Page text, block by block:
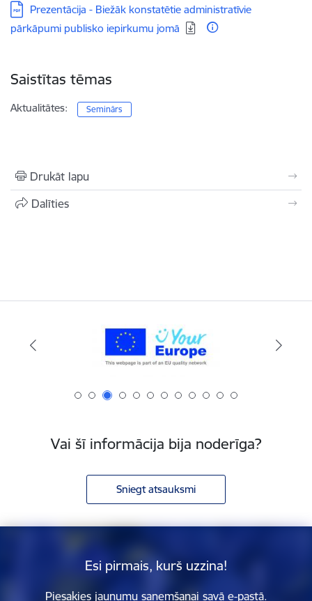
Lejupielādēt:
Prezentācija - Biežāk konstatētie administratīvie
pārkāpumi publisko iepirkumu jomā
Saistītas tēmas
Aktualitātes: Seminārs
Drukāt lapu
Dalīties
Vai šī informācija bija noderīga?
Sniegt atsauksmi
Esi pirmais, kurš uzzina!
Piesakies jaunumu saņemšanai savā e-pastā.